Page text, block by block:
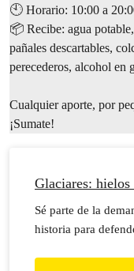
🕙 Horario: 10:00 a
📦 Recibe: agua
pañales descartables,
perecederos, alcohol en
Cualquier aporte, por
¡Sumate!
Glaciares:
Sé parte de la
historia para